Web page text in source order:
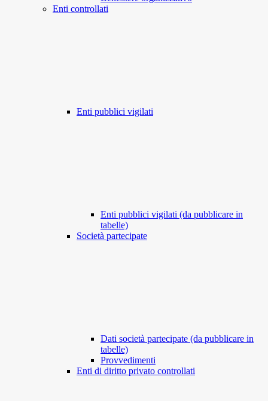
Enti controllati
Enti pubblici vigilati
Enti pubblici vigilati (da pubblicare in
tabelle)
Società partecipate
Dati società partecipate (da pubblicare in
tabelle)
Provvedimenti
Enti di diritto privato controllati